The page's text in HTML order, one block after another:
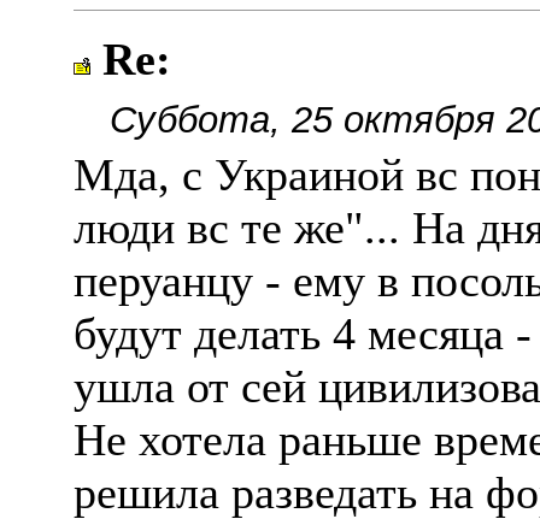
Re:
Суббота, 25 октября
Мда, с Украиной вс
люди вс те же"... На
перуанцу - ему в
будут делать 4 месяца
ушла от сей
Не хотела раньше
решила разведать на